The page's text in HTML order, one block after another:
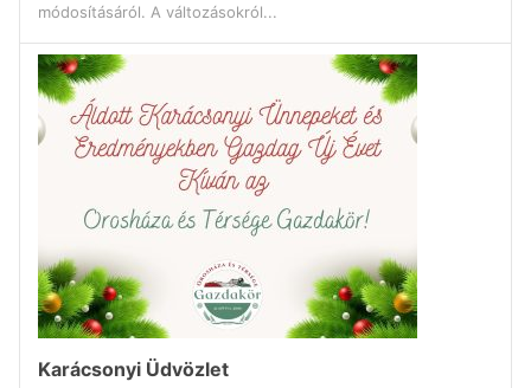
módosításáról. A változásokról...
Karácsonyi Üdvözlet